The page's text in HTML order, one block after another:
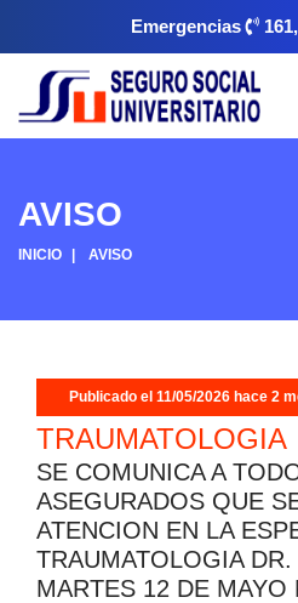
Emergencias 161,
AVISO
INICIO AVISO
Publicado el 11/05/2026 hace 2
TRAUMATOLOGIA
SE COMUNICA A
ASEGURADOS QUE
ATENCION EN LA
TRAUMATOLOGIA
MARTES 12 DE